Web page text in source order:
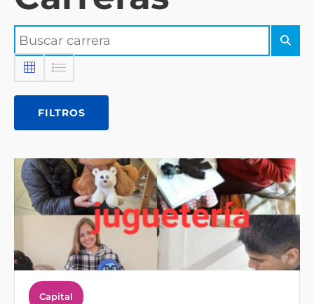
FILTROS
Capital